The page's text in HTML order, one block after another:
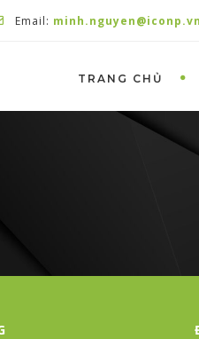
Email: minh.nguyen@iconp.vn
TRANG CHỦ